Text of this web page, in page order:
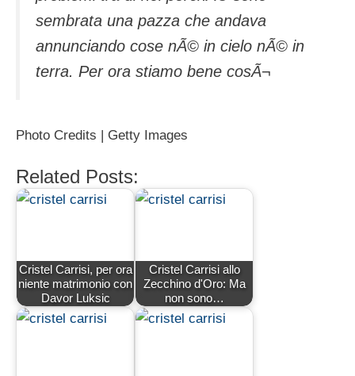
sembrata una pazza che andava
annunciando cose nÃ© in cielo nÃ© in
terra. Per ora stiamo bene cosÃ¬
Photo Credits | Getty Images
Related Posts:
Cristel Carrisi, per ora
niente matrimonio con
Davor Luksic
Cristel Carrisi allo
Zecchino d'Oro: Ma
non sono…